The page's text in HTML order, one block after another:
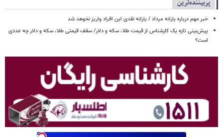
پربیننده‌ترین
خبر مهم درباره یارانه مرداد / یارانه نقدی این افراد واریز نخوهد شد
پیش‌بینی تازه یک کارشناس از قیمت طلا، سکه و دلار/ سقف قیمتی طلا، سکه و دلار چه عددی
است؟